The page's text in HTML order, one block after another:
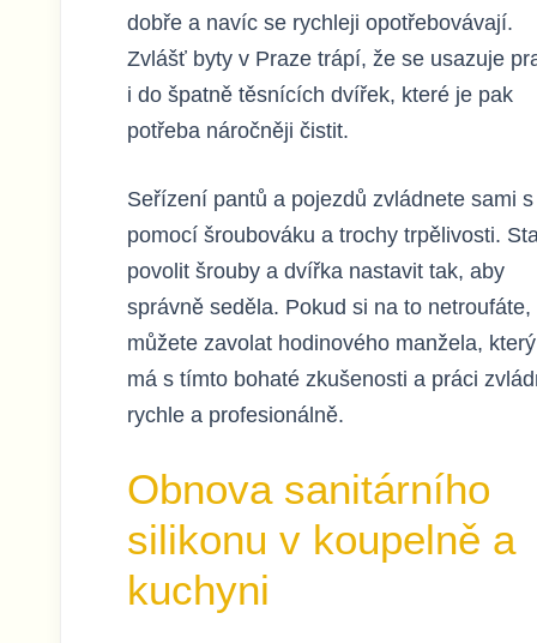
dobře a navíc se rychleji opotřebovávají.
Zvlášť byty v Praze trápí, že se usazuje
i do špatně těsnících dvířek, které je pak
potřeba náročněji čistit.
Seřízení pantů a pojezdů zvládnete sami s
pomocí šroubováku a trochy trpělivosti.
povolit šrouby a dvířka nastavit tak, aby
správně seděla. Pokud si na to netroufáte,
můžete zavolat hodinového manžela, který
má s tímto bohaté zkušenosti a práci
rychle a profesionálně.
Obnova sanitárního
silikonu v koupelně a
kuchyni